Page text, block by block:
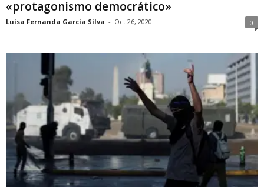
«protagonismo democrático»
Luisa Fernanda Garcia Silva - Oct 26, 2020 0